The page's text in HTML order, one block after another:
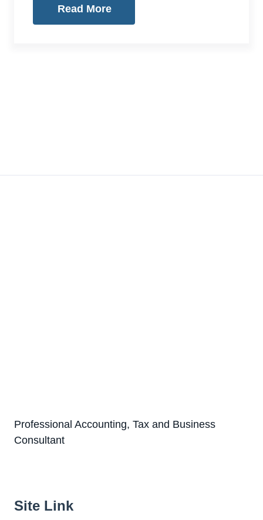
Read More
Professional Accounting, Tax and Business
Consultant
Site Link